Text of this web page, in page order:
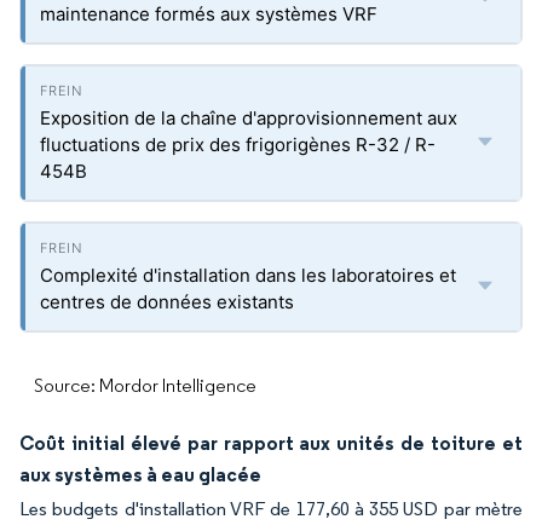
maintenance formés aux systèmes VRF
Exposition de la chaîne d'approvisionnement aux
fluctuations de prix des frigorigènes R-32 / R-
454B
Complexité d'installation dans les laboratoires et
centres de données existants
Source: Mordor Intelligence
Coût initial élevé par rapport aux unités de toiture et
aux systèmes à eau glacée
Les budgets d'installation VRF de 177,60 à 355 USD par mètre